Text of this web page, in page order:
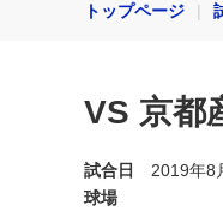
トップページ
VS 京都
試合日
2019年8
球場